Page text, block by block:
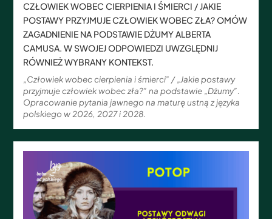
CZŁOWIEK WOBEC CIERPIENIA I ŚMIERCI / JAKIE
POSTAWY PRZYJMUJE CZŁOWIEK WOBEC ZŁA? OMÓW
ZAGADNIENIE NA PODSTAWIE DŻUMY ALBERTA
CAMUSA. W SWOJEJ ODPOWIEDZI UWZGLĘDNIJ
RÓWNIEŻ WYBRANY KONTEKST.
„Człowiek wobec cierpienia i śmierci” / „Jakie postawy
przyjmuje człowiek wobec zła?” na podstawie „Dżumy”.
Opracowanie pytania jawnego na maturę ustną z języka
polskiego w 2026, 2027 i 2028.